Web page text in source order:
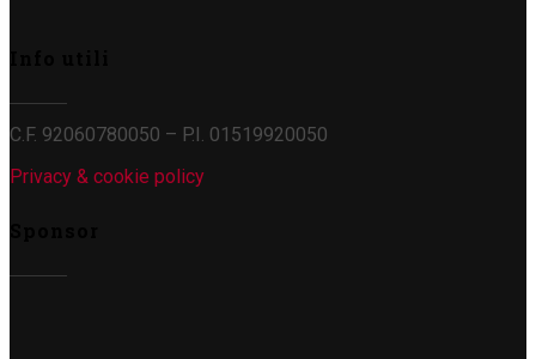
C.F. 92060780050 – P.I. 01519920050
Privacy & cookie policy